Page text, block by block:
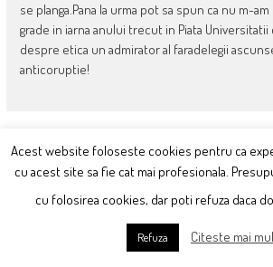
se planga.Pana la urma pot sa spun ca nu m-
grade in iarna anului trecut in Piata
despre etica un admirator al faradelegii
anticoruptie!
July 8, 2013 at 21:29
@Ory: +1
July 8, 2013 at 22:39
Acest website foloseste cookies pentru ca
cu acest site sa fie cat mai profesionala.
cu folosirea cookies, dar poti refuza daca
Refuza Citeste mai